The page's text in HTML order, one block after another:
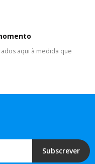
aqui à medida que
Subscrever